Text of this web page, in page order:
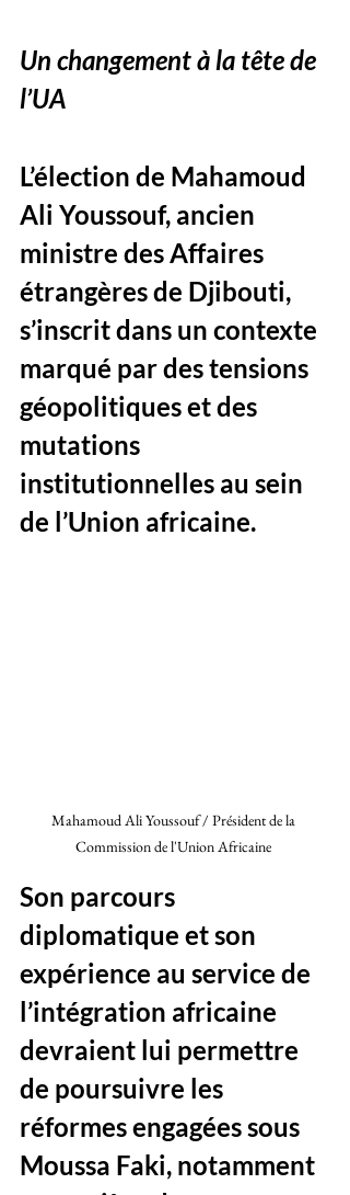
Un changement à la tête de
l’UA
L’élection de Mahamoud
Ali Youssouf, ancien
ministre des Affaires
étrangères de Djibouti,
s’inscrit dans un contexte
marqué par des tensions
géopolitiques et des
mutations
institutionnelles au sein
de l’Union africaine.
Mahamoud Ali Youssouf / Président de la
Commission de l'Union Africaine
Son parcours
diplomatique et son
expérience au service de
l’intégration africaine
devraient lui permettre
de poursuivre les
réformes engagées sous
Moussa Faki, notamment